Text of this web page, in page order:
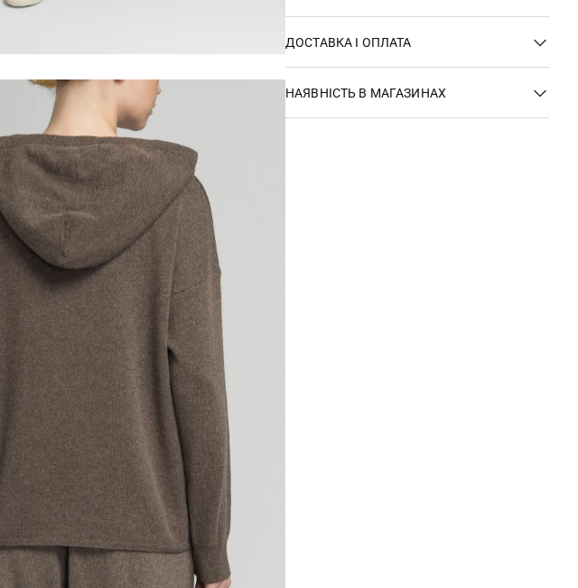
ДОСТАВКА І ОПЛАТА
НАЯВНІСТЬ В МАГАЗИНАХ